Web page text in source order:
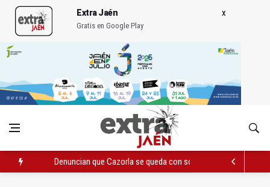
Extra Jaén
Gratis en Google Play
Pelea con arma blanca acaba con una menor herida en